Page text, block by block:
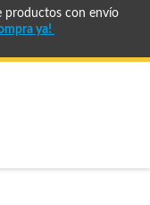
productos con envío
ya!